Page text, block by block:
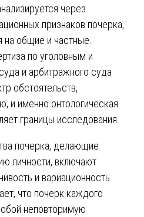
через
признаков почерка,
общие и частные.
по уголовным и
и арбитражного суда
обстоятельств,
и именно онтологическая
границы исследования.
почерка, делающие
личности, включают
и вариационность.
что почерк каждого
неповторимую